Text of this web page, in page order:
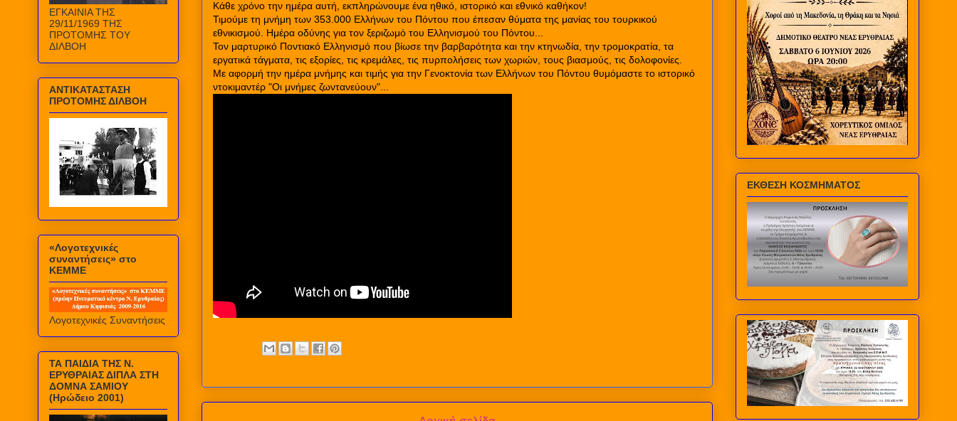
Κάθε χρόνο την ημέρα αυτή, εκπληρώνουμε ένα ηθικό, ιστορικό και εθνικό καθήκον!
Τιμούμε τη μνήμη των 353.000 Ελλήνων του Πόντου που έπεσαν θύματα της μανίας του τουρκικού
εθνικισμού. Ημέρα οδύνης για τον ξεριζωμό του Ελληνισμού του Πόντου...
Τον μαρτυρικό Ποντιακό Ελληνισμό που βίωσε την βαρβαρότητα και την κτηνωδία, την τρομοκρατία, τα
εργατικά τάγματα, τις εξορίες, τις κρεμάλες, τις πυρπολήσεις των χωριών, τους βιασμούς, τις δολοφονίες.
Με αφορμή την ημέρα μνήμης και τιμής για την Γενοκτονία των Ελλήνων του Πόντου θυμόμαστε το ιστορικό
ντοκιμαντέρ "Οι μνήμες ζωντανεύουν"...
ΕΓΚΑΙΝΙΑ ΤΗΣ
29/11/1969 ΤΗΣ
ΠΡΟΤΟΜΗΣ ΤΟΥ
ΔΙΛΒΟΗ
ΑΝΤΙΚΑΤΑΣΤΑΣΗ
ΠΡΟΤΟΜΗΣ ΔΙΛΒΟΗ
«Λογοτεχνικές
συναντήσεις» στο
ΚΕΜΜΕ
Λογοτεχνικές Συναντήσεις
ΤΑ ΠΑΙΔΙΑ ΤΗΣ Ν.
ΕΡΥΘΡΑΙΑΣ ΔΙΠΛΑ ΣΤΗ
ΔΟΜΝΑ ΣΑΜΙΟΥ
(Ηρώδειο 2001)
ΕΚΘΕΣΗ ΚΟΣΜΗΜΑΤΟΣ